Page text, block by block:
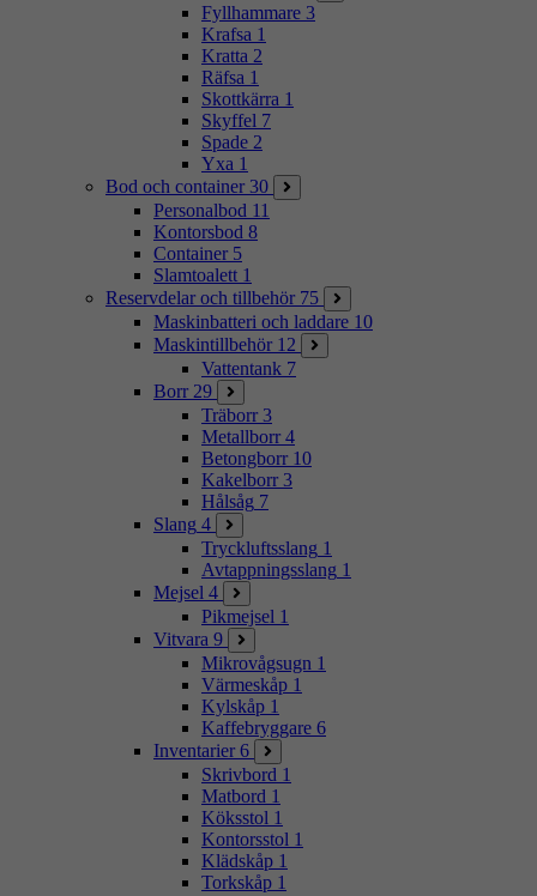
Fyllhammare 3
Krafsa 1
Kratta 2
Räfsa 1
Skottkärra 1
Skyffel 7
Spade 2
Yxa 1
Bod och container 30
Personalbod 11
Kontorsbod 8
Container 5
Slamtoalett 1
Reservdelar och tillbehör 75
Maskinbatteri och laddare 10
Maskintillbehör 12
Vattentank 7
Borr 29
Träborr 3
Metallborr 4
Betongborr 10
Kakelborr 3
Hålsåg 7
Slang 4
Tryckluftsslang 1
Avtappningsslang 1
Mejsel 4
Pikmejsel 1
Vitvara 9
Mikrovågsugn 1
Värmeskåp 1
Kylskåp 1
Kaffebryggare 6
Inventarier 6
Skrivbord 1
Matbord 1
Köksstol 1
Kontorsstol 1
Klädskåp 1
Torkskåp 1